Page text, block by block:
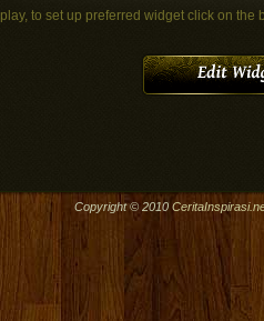
to set up preferred widget click on the
Copyright © 2010